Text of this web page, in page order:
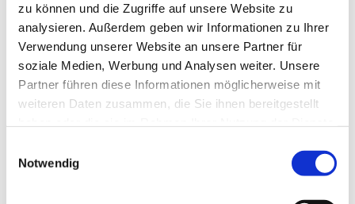
zu können und die Zugriffe auf unsere Website zu
analysieren. Außerdem geben wir Informationen zu Ihrer
Verwendung unserer Website an unsere Partner für
soziale Medien, Werbung und Analysen weiter. Unsere
Partner führen diese Informationen möglicherweise mit
weiteren Daten zusammen, die Sie ihnen bereitgestellt
NotwendigDies könnte Sie auch